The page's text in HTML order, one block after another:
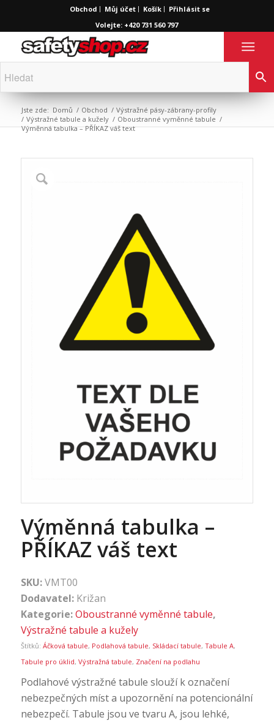
Obchod Můj účet Košík
Přihlásit se
Volejte: +420 731 560 797
Jste zde: Domů / Obchod / Výstražné pásy-zábrany-profily
/ Výstražné tabule a kužely / Oboustranné vyměnné tabule /
Výměnná tabulka – PŘÍKAZ váš text
Výměnná tabulka –
PŘÍKAZ váš text
SKU:VMT00
Dodavatel: Križan
Kategorie:Oboustranné vyměnné tabule,
Výstražné tabule a kužely
Štítků: Áčková tabule, Podlahová tabule, Skládací tabule, Tabule A,
Tabule pro úklid, Výstražná tabule, Značení na podlahu
Podlahové výstražné tabule slouží k označení
nebezpečných míst a upozornění na potencionální
nebezpečí. Tabule jsou ve tvaru A, jsou lehké,